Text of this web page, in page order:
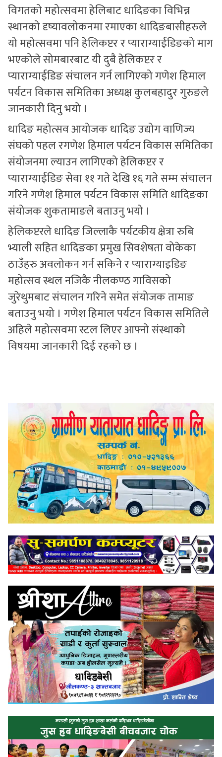
विगतको महोत्सवमा हेलिबाट धादिङका विभिन्न
स्थानको दृष्यावलोकनमा रमाएका धादिङबासीहरुले
यो महोत्सवमा पनि हेलिकप्टर र प्याराग्याईडिङको माग
भएकोले सोमबारबाट यी दुबै हेलिकप्टर र
प्याराग्याईडिङ संचालन गर्न लागिएको गणेश हिमाल
पर्यटन विकास समितिका अध्यक्ष कुलबहादुर गुरुङले
जानकारी दिनु भयो ।
धादिङ महोत्सव आयोजक धादिङ उद्योग वाणिज्य
संघको पहल रगणेश हिमाल पर्यटन विकास समितिका
संयोजनमा ल्याउन लागिएको हेलिकप्टर र
प्याराग्याईडिङ सेवा ११ गते देखि १६ गते सम्म संचालन
गरिने गणेश हिमाल पर्यटन विकास समिति धादिङका
संयोजक शुकतामाङले बताउनु भयो ।
हेलिकप्टरले धादिङ जिल्लाकै पर्यटकीय क्षेत्रा रुबि
भ्याली सहित धादिङका प्रमुख सिवशेषता वोकेका
ठाउँहरु अवलोकन गर्न सकिने र प्याराग्याइडिङ
महोत्सव स्थल नजिकै नीलकण्ठ गाविसको
जुरेथुमबाट संचालन गरिने समेत संयोजक तामाङ
बताउनु भयो । गणेश हिमाल पर्यटन विकास समितिले
अहिले महोत्सवमा स्टल लिएर आफ्नो संस्थाको
विषयमा जानकारी दिई रहको छ ।